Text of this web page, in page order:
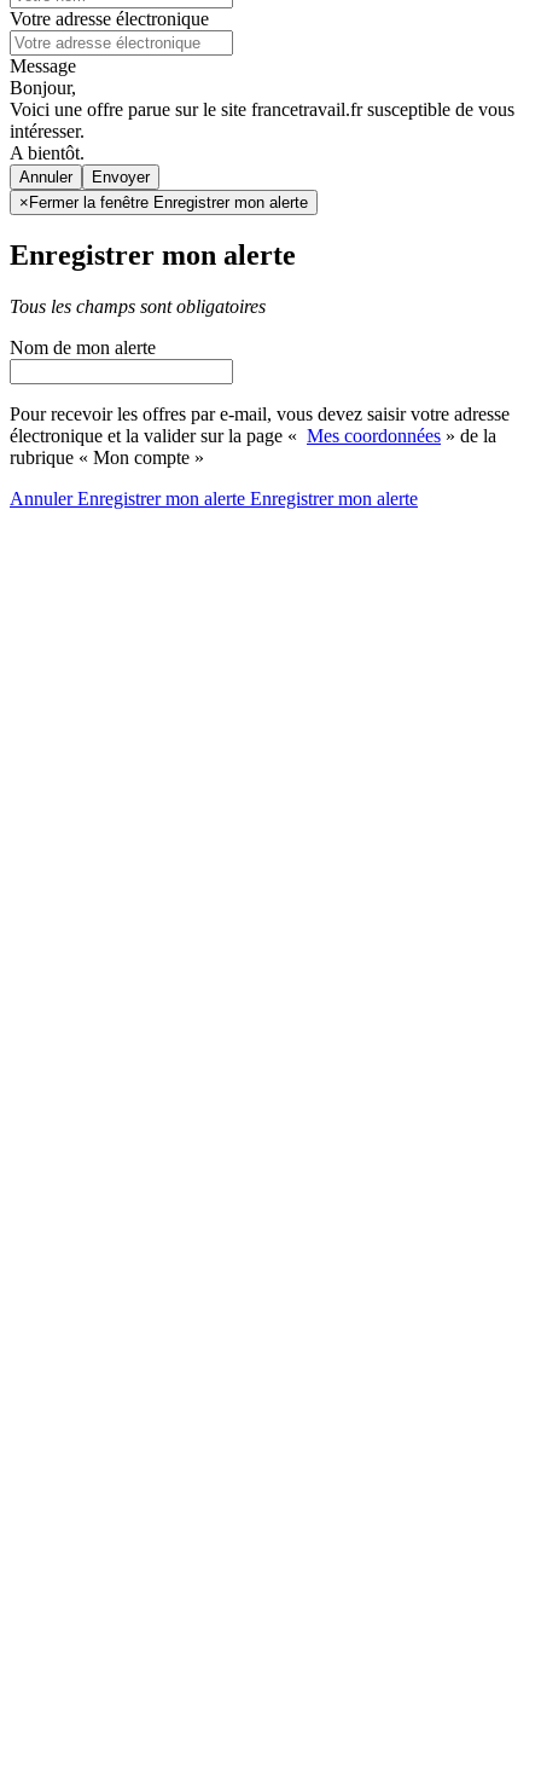
Votre adresse électronique
Message
Bonjour,
Voici une offre parue sur le site francetravail.fr susceptible de vous
intéresser.
A bientôt.
Annuler
× Fermer la fenêtre Enregistrer mon alerte
Enregistrer mon alerte
Tous les champs sont obligatoires
Nom de mon alerte
Pour recevoir les offres par e-mail, vous devez saisir votre adresse
électronique et la valider sur la page « Mes coordonnées » de la
rubrique « Mon compte »
AnnulerEnregistrer mon alerte Enregistrermon alerte